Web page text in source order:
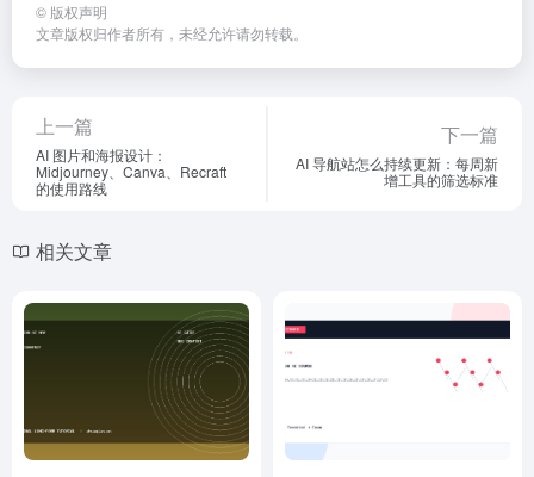
© 版权声明
文章版权归作者所有，未经允许请勿转载。
上一篇
AI 图片和海报设计：
Midjourney、Canva、Recraft
的使用路线
下一篇
AI 导航站怎么持续更新：每周新
增工具的筛选标准
相关文章